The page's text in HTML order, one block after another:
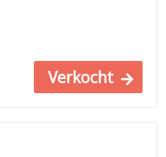
Verkocht